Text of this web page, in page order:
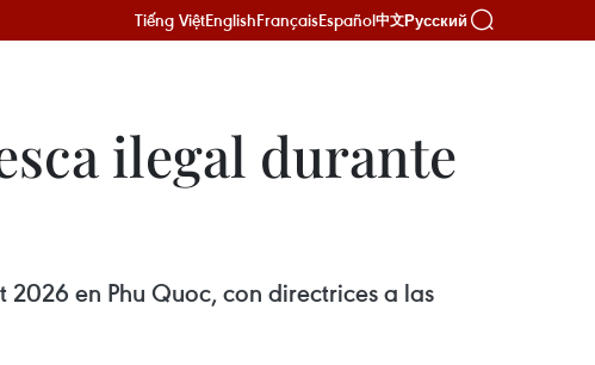
Tiếng ViệtEnglishFrançaisEspañol中文Русский
ilegal durante
en Phu Quoc, con directrices a las